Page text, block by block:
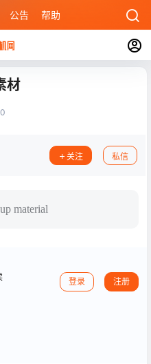
公告 帮助
材
0
关注 私信
material
登录 注册